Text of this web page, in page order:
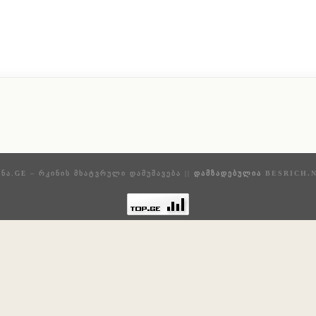
– ᲠᲙᲘᲜᲘᲡ ᲛᲮᲐᲢᲕᲠᲣᲚᲘ ᲓᲐᲛᲣᲨᲐᲕᲔᲑᲐ || ᲓᲐᲛᲖᲐᲓᲔᲑᲣᲚᲘᲐ